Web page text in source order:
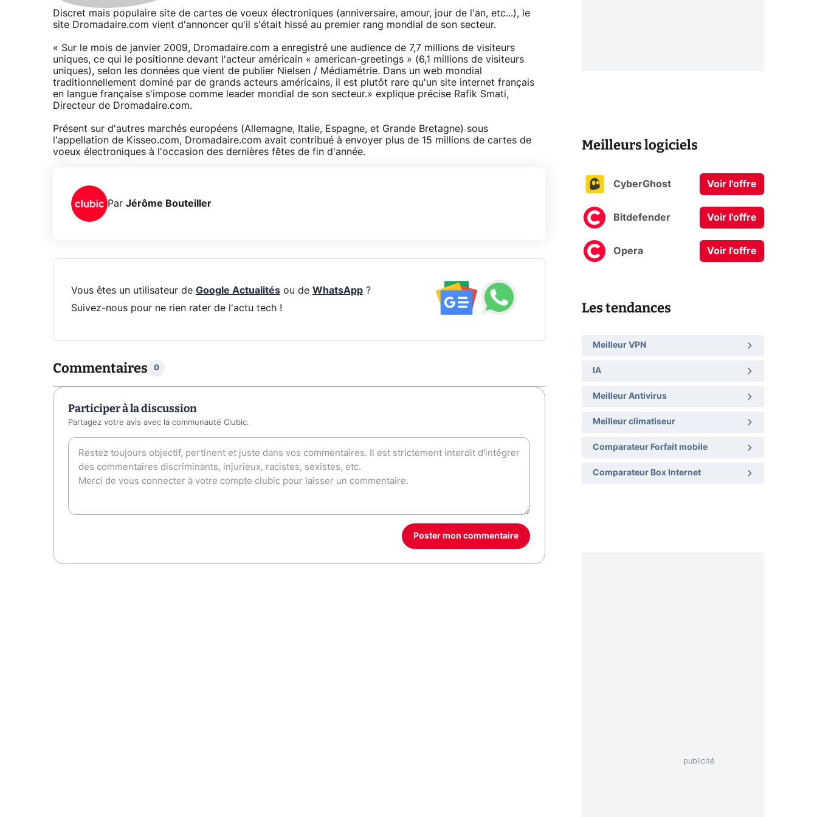
Discret mais populaire site de cartes de voeux électroniques (anniversaire, amour, jour de l'an, etc...), le
site Dromadaire.com vient d'annoncer qu'il s'était hissé au premier rang mondial de son secteur.
« Sur le mois de janvier 2009, Dromadaire.com a enregistré une audience de 7,7 millions de visiteurs
uniques, ce qui le positionne devant l'acteur américain « american-greetings » (6,1 millions de visiteurs
uniques), selon les données que vient de publier Nielsen / Médiamétrie. Dans un web mondial
traditionnellement dominé par de grands acteurs américains, il est plutôt rare qu'un site internet français
en langue française s'impose comme leader mondial de son secteur.» explique précise Rafik Smati,
Directeur de Dromadaire.com.
Présent sur d'autres marchés européens (Allemagne, Italie, Espagne, et Grande Bretagne) sous
l'appellation de Kisseo.com, Dromadaire.com avait contribué à envoyer plus de 15 millions de cartes de
voeux électroniques à l'occasion des dernières fêtes de fin d'année.
Par Jérôme Bouteiller
Vous êtes un utilisateur de Google Actualitésou de WhatsApp?
Suivez-nous pour ne rien rater de l'actu tech !
Commentaires 0
Participer à la discussion
Partagez votre avis avec la communauté Clubic.
Poster mon commentaire
Meilleurs logiciels
CyberGhost Voir l'offre
Bitdefender Voir l'offre
Opera Voir l'offre
Les tendances
Meilleur VPN
IA
Meilleur Antivirus
Meilleur climatiseur
Comparateur Forfait mobile
Comparateur Box Internet